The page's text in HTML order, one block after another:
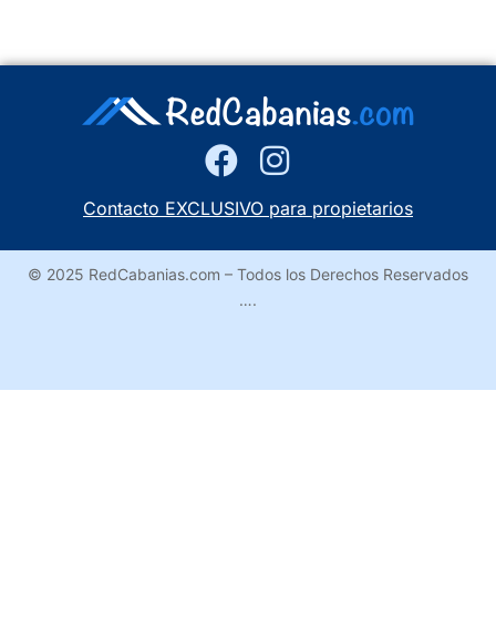
Contacto EXCLUSIVO para propietarios
© 2025 RedCabanias.com – Todos los Derechos Reservados
….